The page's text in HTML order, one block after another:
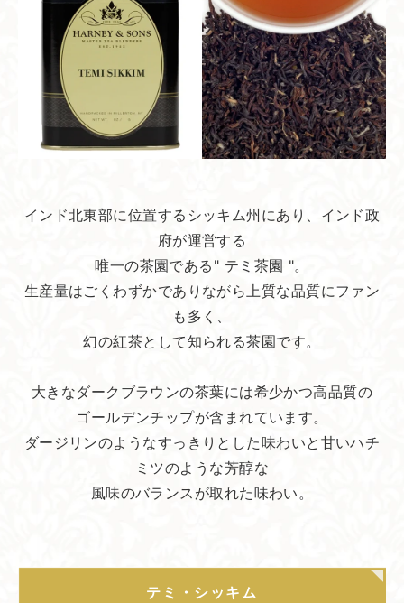
インド北東部に位置するシッキム州にあり、インド政
府が運営する
唯一の茶園である" テミ茶園 "。
生産量はごくわずかでありながら上質な品質にファン
も多く、
幻の紅茶として知られる茶園です。
大きなダークブラウンの茶葉には希少かつ高品質の
ゴールデンチップが含まれています。
ダージリンのようなすっきりとした味わいと甘いハチ
ミツのような芳醇な
風味のバランスが取れた味わい。
テミ・シッキム